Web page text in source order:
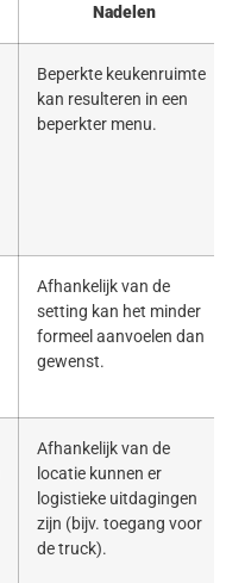
Nadelen
Beperkte keukenruimte
kan resulteren in een
beperkter menu.
Afhankelijk van de
setting kan het minder
formeel aanvoelen dan
gewenst.
Afhankelijk van de
locatie kunnen er
logistieke uitdagingen
zijn (bijv. toegang voor
de truck).